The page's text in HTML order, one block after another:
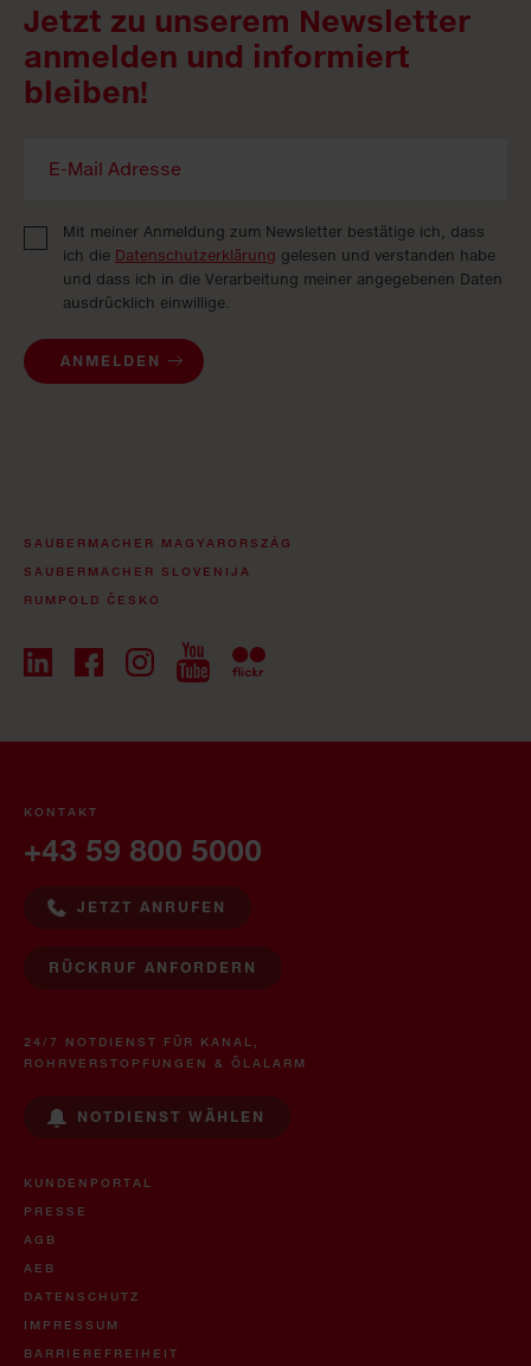
Jetzt zu unserem Newsletter
anmelden und informiert
bleiben!
Mit meiner Anmeldung zum Newsletter bestätige ich, dass
ich die Datenschutzerklärung gelesen und verstanden habe
und dass ich in die Verarbeitung meiner angegebenen Daten
ausdrücklich einwillige.
ANMELDEN
SAUBERMACHER MAGYARORSZÁG
SAUBERMACHER SLOVENIJA
RUMPOLD ČESKO
KONTAKT
+43 59 800 5000
JETZT ANRUFEN
RÜCKRUF ANFORDERN
24/7 NOTDIENST FÜR KANAL,
ROHRVERSTOPFUNGEN & ÖLALARM
NOTDIENST WÄHLEN
KUNDENPORTAL
PRESSE
AGB
AEB
DATENSCHUTZ
IMPRESSUM
BARRIEREFREIHEIT